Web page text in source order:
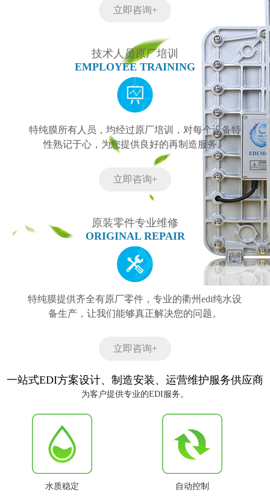
立即咨询+
技术人员原厂培训
EMPLOYEE TRAINING
特纯膜所有人员，均经过原厂培训，对每个设备特
性熟记于心，为您提供良好的再制造服务。
立即咨询+
原装零件专业维修
ORIGINAL REPAIR
特纯膜提供齐全有原厂零件，专业的衢州edi纯水设
备生产，让我们能够真正解决您的问题。
立即咨询+
一站式EDI方案设计、制造安装、运营维护服务供应商
为客户提供专业的EDI服务。
水质稳定 自动控制